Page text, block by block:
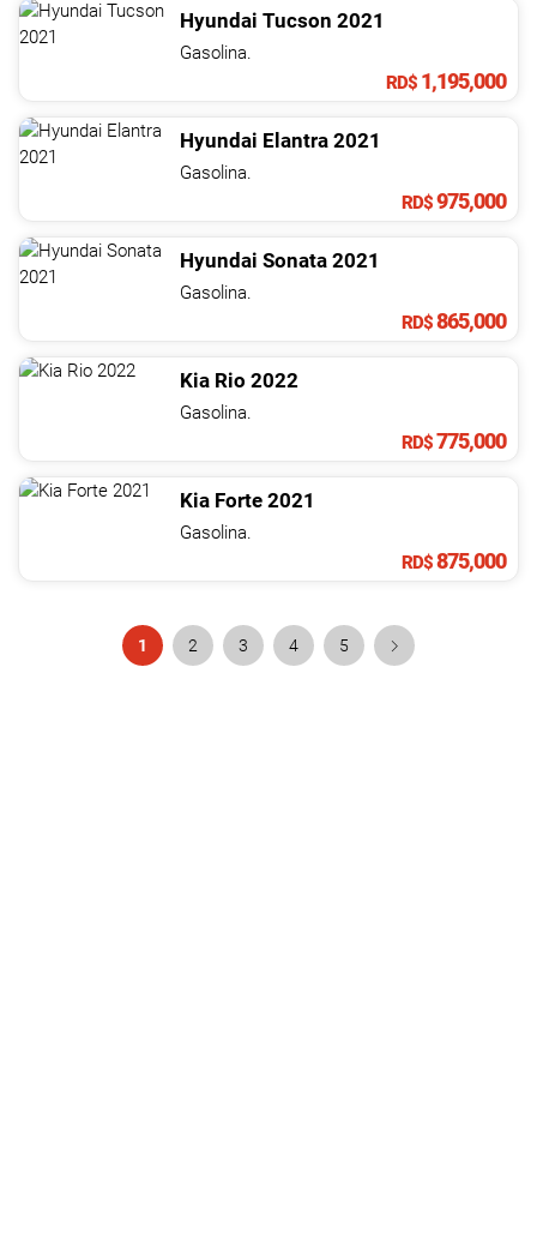
Hyundai Tucson 2021
Gasolina.
RD$ 1,195,000
Hyundai Elantra 2021
Gasolina.
RD$975,000
Hyundai Sonata 2021
Gasolina.
RD$865,000
Kia Rio 2022
Gasolina.
RD$775,000
Kia Forte 2021
Gasolina.
RD$875,000
1 2 3 4 5